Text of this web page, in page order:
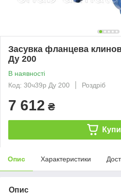
Засувка фланцева
Ду 200
В наявності
Код: 30ч39р Ду 200
Роздріб
7 612 ₴
Опис Характеристики
Опис